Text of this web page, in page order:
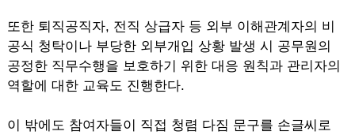
또한 퇴직공직자, 전직 상급자 등 외부 이해관계자의 비
공식 청탁이나 부당한 외부개입 상황 발생 시 공무원의
공정한 직무수행을 보호하기 위한 대응 원칙과 관리자의
역할에 대한 교육도 진행한다.
이 밖에도 참여자들이 직접 청렴 다짐 문구를 손글씨로